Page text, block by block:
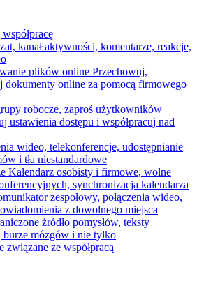
kanał aktywności, komentarze, reakcje,
plików online Przechowuj,
dokumenty online za pomocą firmowego
robocze, zaproś użytkowników
ustawienia dostępu i współpracuj nad
wideo, telekonferencje, udostępnianie
i tła niestandardowe
Kalendarz osobisty i firmowe, wolne
synchronizacja kalendarza
zespołowy, połączenia wideo,
z dowolnego miejsca
źródło pomysłów, teksty
mózgów i nie tylko
ze współpracą